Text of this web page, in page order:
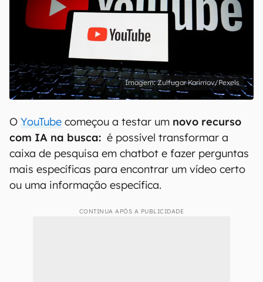
Zulfugar Karimov/Pexels
O YouTube começou a testar um novo recurso
com IA na busca: é possível transformar a
caixa de pesquisa em chatbot e fazer perguntas
mais específicas para encontrar um vídeo certo
ou uma informação específica.
CONTINUA APÓS A PUBLICIDADE